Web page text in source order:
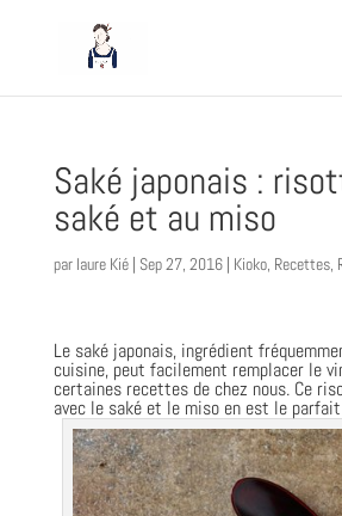
Saké japonais :
saké et au miso
par laure Kié| Sep 27, 2016| Kioko, Recettes,
Le saké japonais, ingrédient
cuisine, peut facilement remplacer le
certaines recettes de chez nous. Ce
avec le saké et le miso en est le